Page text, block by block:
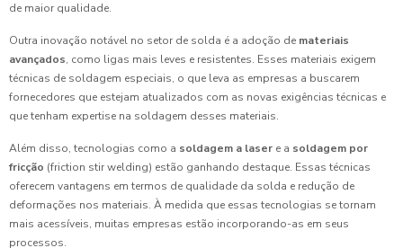
de maior qualidade.
Outra inovação notável no setor de solda é a adoção de materiais
avançados, como ligas mais leves e resistentes. Esses materiais exigem
técnicas de soldagem especiais, o que leva as empresas a buscarem
fornecedores que estejam atualizados com as novas exigências técnicas e
que tenham expertise na soldagem desses materiais.
Além disso, tecnologias como a soldagem a laser e a soldagem por
fricção (friction stir welding) estão ganhando destaque. Essas técnicas
oferecem vantagens em termos de qualidade da solda e redução de
deformações nos materiais. À medida que essas tecnologias se tornam
mais acessíveis, muitas empresas estão incorporando-as em seus
processos.